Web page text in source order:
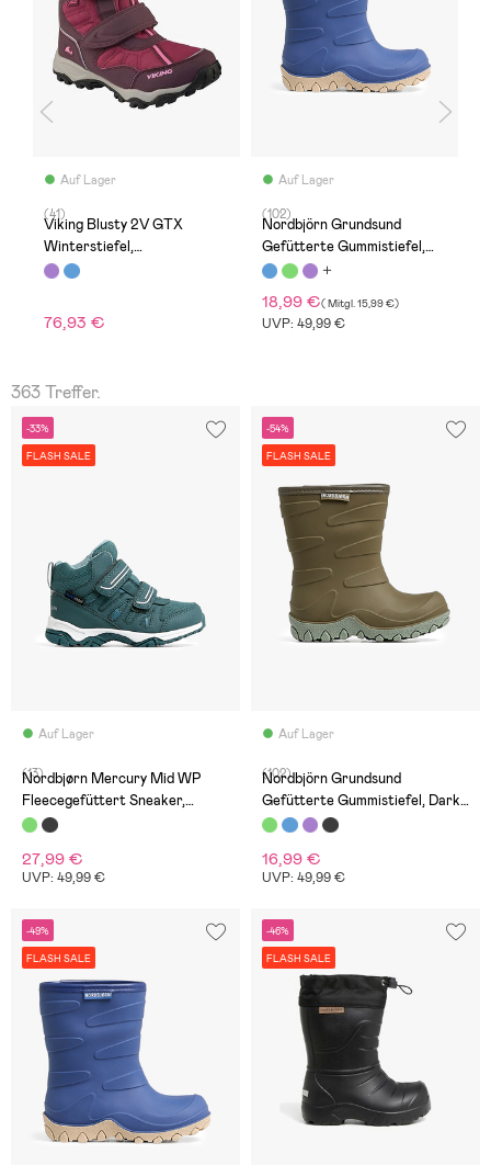
Auf Lager
(41)
Viking Blusty 2V GTX
Winterstiefel,
Aubergine/Plum
76,93 €
Auf Lager
(102)
Nordbjörn Grundsund
Gefütterte Gummistiefel,
Bijou Blue
18,99 €(Mitgl. 15,99 €)
UVP: 49,99 €
363 Treffer.
-33%
FLASH SALE
Auf Lager
(13)
Nordbjørn Mercury Mid WP
Fleecegefüttert Sneaker,
Sagebrush
27,99 €
UVP: 49,99 €
-54%
FLASH SALE
Auf Lager
(102)
Nordbjörn Grundsund
Gefütterte Gummistiefel, Dark
Olive
16,99 €
UVP: 49,99 €
-49%
FLASH SALE
-46%
FLASH SALE